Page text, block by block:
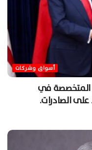
أسواق وشركات
المتخصصة في
الصادرات.